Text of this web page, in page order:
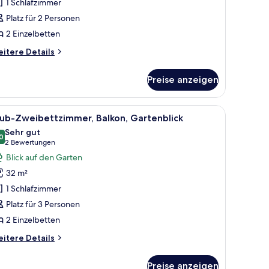
1 Schlafzimmer
Platz für 2 Personen
2 Einzelbetten
Details
Preise anzeigen
Schreibtisch und Blick ins Freie.Ein Hotelzimmer mit zwei Betten, einem
3 Zweibettzimmer, Balkon, Gartenblick
von 10
Sehr gut
2 Bewertungen
(2
Bewertungen)
Blick auf den Garten
32 m²
1 Schlafzimmer
Platz für 3 Personen
2 Einzelbetten
Details
Preise anzeigen